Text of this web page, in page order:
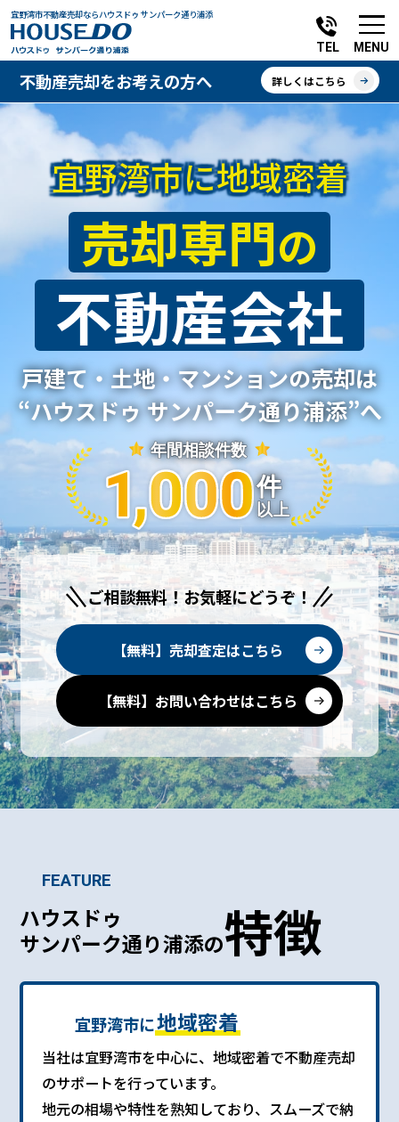
宜野湾市不動産売却ならハウスドゥ サンパーク通り浦添
TEL
不動産売却をお考えの方へ 詳しくはこちら
MENU
宜野湾市に地域密着
売却専門の
不動産会社
戸建て・土地・マンションの売却は
“ハウスドゥ サンパーク通り浦添”へ
ご相談無料！お気軽にどうぞ！
【無料】売却査定はこちら
【無料】お問い合わせはこちら
FEATURE
ハウスドゥ
サンパーク通り浦添の特徴
宜野湾市に地域密着
当社は宜野湾市を中心に、地域密着で不動産売却
のサポートを行っています。
地元の相場や特性を熟知しており、スムーズで納